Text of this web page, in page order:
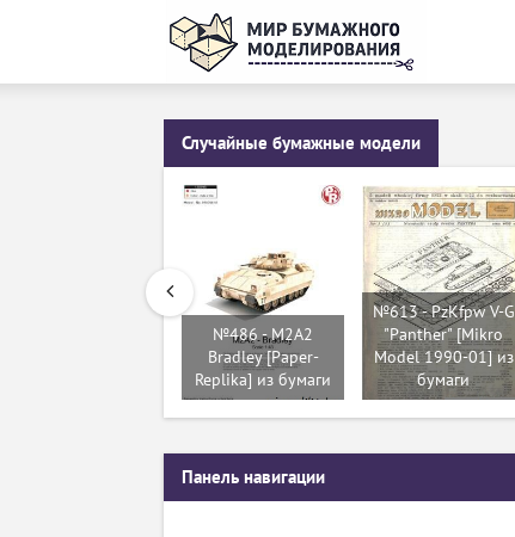
Случайные бумажные модели
№486 - M2A2
Bradley [Paper-
Replika] из бумаги
№613 - PzKfpw V-G
"Panther" [Mikro
Model 1990-01] из
бумаги
Панель навигации